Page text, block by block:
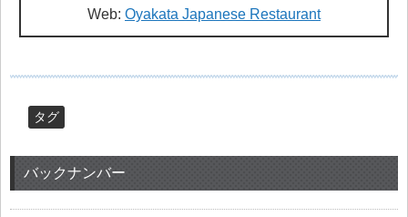
Web: Oyakata Japanese Restaurant
タグ
バックナンバー